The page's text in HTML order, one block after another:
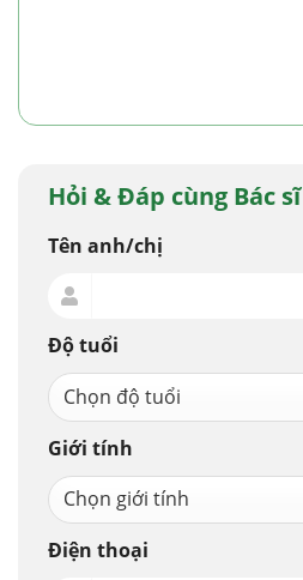
Hỏi & Đáp cùng Bác sĩ
Tên anh/chị
Độ tuổi
Giới tính
Điện thoại